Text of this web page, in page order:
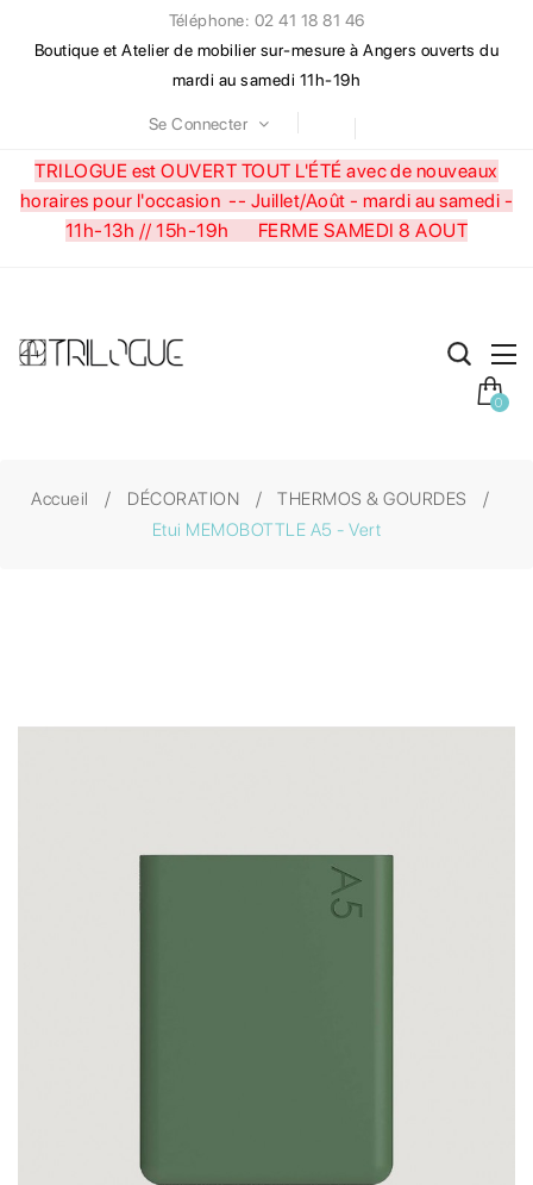
Téléphone: 02 41 18 81 46
Boutique et Atelier de mobilier sur-mesure à Angers ouverts du
mardi au samedi 11h-19h
Se Connecter
TRILOGUE est OUVERT TOUT L'ÉTÉ avec de nouveaux
horaires pour l'occasion -- Juillet/Août - mardi au samedi -
11h-13h // 15h-19h FERME SAMEDI 8 AOUT
0
Accueil DÉCORATION
THERMOS & GOURDES
Etui MEMOBOTTLE A5 - Vert